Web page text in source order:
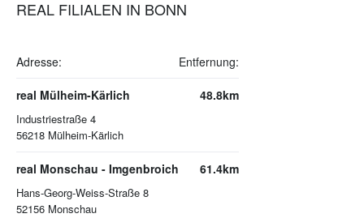
REAL FILIALEN IN BONN
Adresse: Entfernung:
real Mülheim-Kärlich
Industriestraße 4
56218 Mülheim-Kärlich
48.8km
real Monschau - Imgenbroich
Hans-Georg-Weiss-Straße 8
52156 Monschau
61.4km